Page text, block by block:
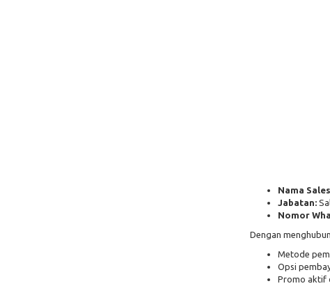
Nama
Jabatan:
Nomor
Dengan
Metode
Opsi
Promo aktif